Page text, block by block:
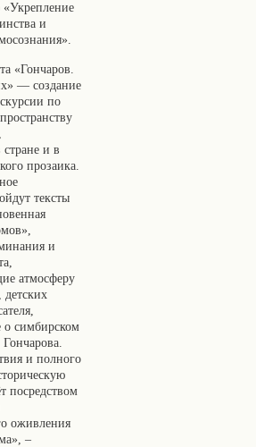
и
«Гончаров.
— создание
по
стране и в
прозаика.
тексты
и
атмосферу
детских
о симбирском
и полного
посредством
оживления
–